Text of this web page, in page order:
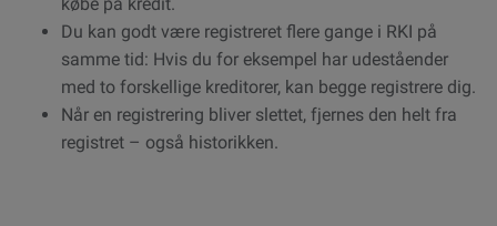
Du kan godt være registreret flere gange i RKI på
samme tid: Hvis du for eksempel har udeståender
med to forskellige kreditorer, kan begge registrere dig.
Når en registrering bliver slettet, fjernes den helt fra
registret – også historikken.